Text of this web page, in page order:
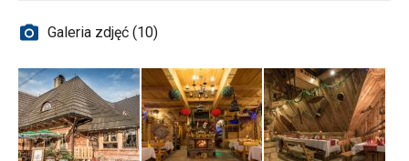
Galeria zdjęć (10)